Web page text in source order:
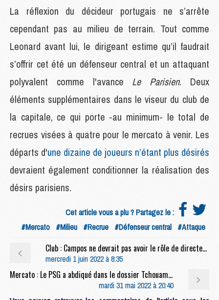
La réflexion du décideur portugais ne s’arrête
cependant pas au milieu de terrain. Tout comme
Leonard avant lui, le dirigeant estime qu’il faudrait
s’offrir cet été un défenseur central et un attaquant
polyvalent comme l'avance Le Parisien. Deux
éléments supplémentaires dans le viseur du club de
la capitale, ce qui porte -au minimum- le total de
recrues visées à quatre pour le mercato à venir. Les
départs d'une dizaine de joueurs n’étant plus désirés
devraient également conditionner la réalisation des
désirs parisiens.
Cet article vous a plu ? Partagez le :
#Mercato #Milieu #Recrue #Défenseur central #Attaque
Club : Campos ne devrait pas avoir le rôle de directeur sportif au PSG
mercredi 1 juin 2022 à 8:35
Mercato : Le PSG a abdiqué dans le dossier Tchouaméni
mardi 31 mai 2022 à 20:40